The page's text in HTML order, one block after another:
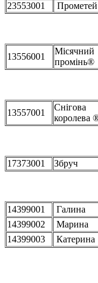
23553001
Прометей
13556001
Місячний
промінь®
Міскантус
13557001
Снігова
королева
17373001 Збруч
14399001 Галина
14399002
Марина
14399003
Катерина